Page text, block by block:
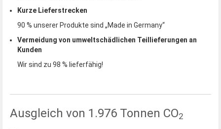
Kurze Lieferstrecken
90 % unserer Produkte sind „Made in Germany“
Vermeidung von umweltschädlichen Teillieferungen an
Kunden
Wir sind zu 98 % lieferfähig!
Ausgleich von 1.976 Tonnen CO2